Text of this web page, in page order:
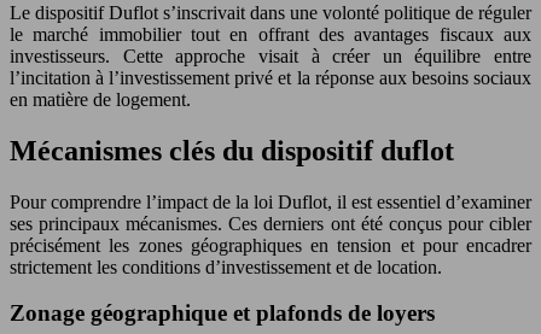
Le dispositif Duflot s’inscrivait dans une volonté politique de réguler
le marché immobilier tout en offrant des avantages fiscaux aux
investisseurs. Cette approche visait à créer un équilibre entre
l’incitation à l’investissement privé et la réponse aux besoins sociaux
en matière de logement.
Mécanismes clés du dispositif duflot
Pour comprendre l’impact de la loi Duflot, il est essentiel d’examiner
ses principaux mécanismes. Ces derniers ont été conçus pour cibler
précisément les zones géographiques en tension et pour encadrer
strictement les conditions d’investissement et de location.
Zonage géographique et plafonds de loyers